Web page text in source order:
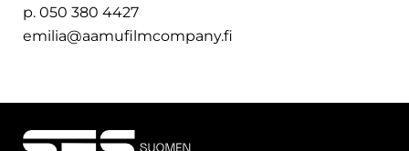
p. 050 380 4427
emilia@aamufilmcompany.fi